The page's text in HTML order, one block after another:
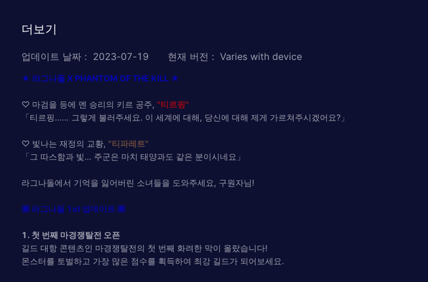
더보기
업데이트 날짜 : 2023-07-19 현재 버전 : Varies with device
★ 라그나돌 X PHANTOM OF THE KILL ★
♡ 마검을 등에 멘 승리의 키르 공주, "티르핑"
「티르핑…… 그렇게 불러주세요. 이 세계에 대해, 당신에 대해 제게 가르쳐주시겠어요?」
♡ 빛나는 재정의 교황, "티파레트"
「그 따스함과 빛… 주군은 마치 태양과도 같은 분이시네요」
라그나돌에서 기억을 잃어버린 소녀들을 도와주세요, 구원자님!
▣ 라그나돌 1st 업데이트 ▣
1. 첫 번째 마경쟁탈전 오픈
길드 대항 콘텐츠인 마경쟁탈전의 첫 번째 화려한 막이 올랐습니다!
몬스터를 토벌하고 가장 많은 점수를 획득하여 최강 길드가 되어보세요.